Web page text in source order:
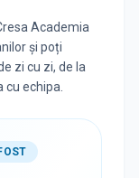
Academia
și poți
zi cu zi, de la
cu echipa.